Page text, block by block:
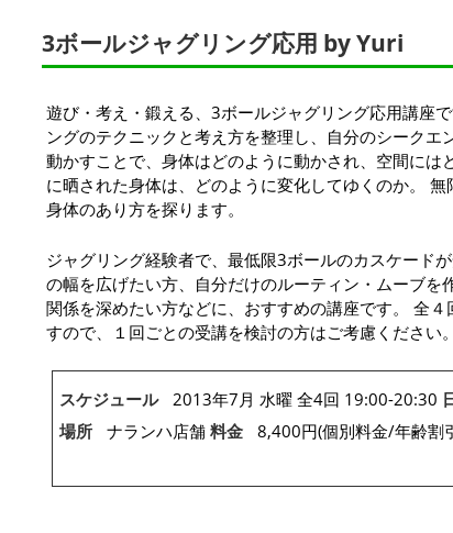
3ボールジャグリング応用 by Yuri
遊び・考え・鍛える、3ボールジャグリング応用講座
ングのテクニックと考え方を整理し、自分のシーク
動かすことで、身体はどのように動かされ、空間には
に晒された身体は、どのように変化してゆくのか。
身体のあり方を探ります。
ジャグリング経験者で、最低限3ボールのカスケード
の幅を広げたい方、自分だけのルーティン・ムーブ
関係を深めたい方などに、おすすめの講座です。 全
すので、１回ごとの受講を検討の方はご考慮ください。
スケジュール 2013年7月 水曜 全4回 19:00-20:30
場所
ナランハ店舗 料金 8,400円(個別料金/年齢割